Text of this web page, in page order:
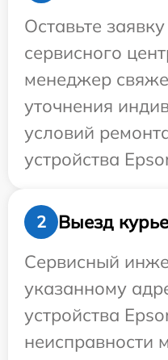
Оставьте
сервисного
менеджер
уточнения
условий
устройства
2
Выезд
Сервисный
указанному
устройства
неисправности